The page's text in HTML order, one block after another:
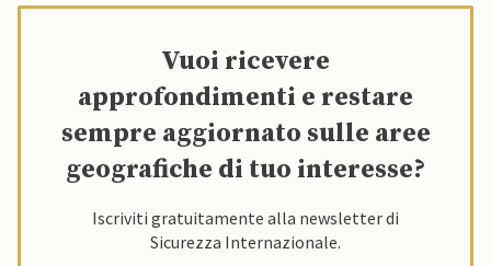
Vuoi ricevere
approfondimenti e restare
sempre aggiornato sulle aree
geografiche di tuo interesse?
Iscriviti gratuitamente alla newsletter di
Sicurezza Internazionale.